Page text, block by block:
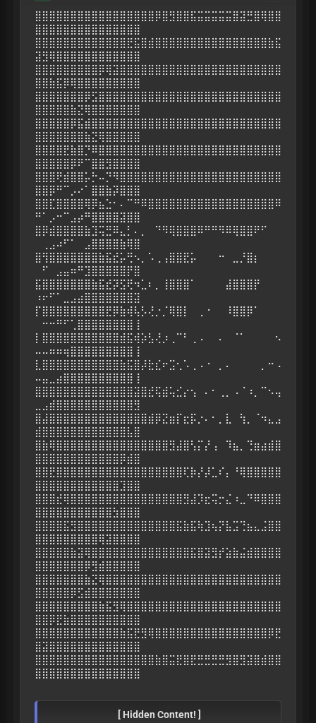
⣿⣿⣿⣿⣿⣿⣿⣿⣿⣿⣿⣿⣿⣿⣿⣿⣿⡿⣿⣻⣿⣿⣯⣭⣭⣭⣭⣭⣿⣽⣛⣿⢿⣿⣿
⣿⣿⣿⣿⣿⣿⣿⣿⣿⣿⣿⣿⣿⣿⣿
⣿⣿⣿⣿⣿⣿⣿⣿⣿⣿⣿⣿⣿⣟⣯⣿⣾⣿⣿⣿⣿⣿⣿⣿⣿⣿⣿⣿⣿⣿⣿⣿⣿⣷⣯
⣽⣻⢿⣿⣿⣿⣿⣿⣿⣿⣿⣿⣿⣿⣿
⣿⣿⣿⣿⣿⣿⣿⣿⣿⡿⢿⣽⣿⣿⣿⣿⣿⣿⣿⣿⣿⣿⣿⣿⣿⣿⣿⣿⣿⣿⣿⣿⣿⣿⣿
⣿⣿⣷⣯⡿⢿⣿⣿⣿⣿⣿⣿⣿⣿⣿
⣿⣿⣿⣿⣿⣿⣿⡿⣫⣿⣿⣿⣿⣿⣿⣿⣿⣿⣿⣿⣿⣿⣿⣿⣿⣿⣿⣿⣿⣿⣿⣿⣿⣿⣿
⣿⣿⣿⣿⣿⣷⣝⢿⣿⣿⣿⣿⣿⣿⣿
⣿⣿⣿⣿⣿⡿⣯⣾⣿⣿⣿⣿⣿⣿⣿⣿⣿⣿⣿⣿⣿⣿⣿⣿⣿⣿⣿⣿⣿⣿⣿⣿⣿⣿⣿
⣿⣿⣿⣿⣿⣿⣿⣷⣝⢿⣿⣿⣿⣿⣿
⣿⣿⣿⣿⣟⣷⣿⡙⠿⣿⣿⣿⣿⣿⣿⣿⣿⣿⣿⣿⣿⣿⣿⣿⣿⣿⣿⣿⣿⣿⣿⣿⣿⣿⣿
⣿⣿⣿⣿⣿⡿⠟⠉⣿⣿⣻⣿⣿⣿⣿
⣿⣿⣿⢟⣾⣿⣿⡥⡓⠤⡙⠻⣿⣿⣿⣿⣿⣿⣿⣿⣿⣿⣿⣿⣿⣿⣿⣿⣿⣿⣿⣿⣿⣿⣿
⣿⣿⡿⠛⠉⡠⠔⠁⣿⣿⣷⡽⣿⣿⣿
⣿⣿⣏⣿⣿⣿⣿⢿⡿⣦⣑⠂⠄⠉⠛⠿⣿⣿⣿⣿⣿⣿⣿⣿⣿⣿⣿⣿⣿⣿⣿⣿⣿⣿⠿
⠛⠁⡠⠒⠉⣠⡴⠛⣿⣿⣿⣿⣽⣿⣿
⣿⡿⣾⣿⣿⣿⣿⣷⣹⢭⣛⠿⣄⡃⠄⡀⠀⠙⠻⢿⣿⣿⣿⠿⠛⠛⠻⠿⢿⣿⣿⠟⠋⠀⠀
⠀⢀⣠⠴⠋⠁⠀⣠⣿⣿⣿⣿⣷⢿⣿
⣿⢻⣿⣿⣿⣿⣿⣿⣿⣷⣯⣞⡥⢛⠢⡀⠡⢀⢠⣿⣿⣟⡥⠀⠀⠀⠒⠀⣀⡘⣿⡆⠀⠀⠀
⠀⠋⠀⣠⣤⠶⠛⣹⣿⣿⣿⣿⣿⡟⣿
⣯⣿⣿⣿⣿⣿⣿⣿⣷⣯⣞⡽⣫⢟⠲⣁⠆⡀⢸⣿⣿⣿⠁⠀⠀⠀⠀⣼⣿⣿⣿⡟⠀⠀⠀
⠰⠖⠋⠁⣀⣠⣴⣿⣿⣿⣿⣿⣿⣿⣽
⡏⣿⣿⣿⣿⣿⣿⣿⣿⣿⣟⡿⣷⢾⢧⡣⢜⡐⡈⢿⣿⡇⠀⢀⠐⠀⠀⠸⣿⣿⡿⠁⠀⠀⠀
⠀⠒⠒⠛⠋⢁⣿⣿⣿⣿⣿⣿⣿⣿⢸
⡇⣿⣿⣿⣿⣿⣿⣿⣿⣿⣿⣿⣾⣯⢾⡵⣣⢜⡰⢀⠉⠃⢀⠠⠀⠀⠄⠀⠈⠁⠀⠀⠀⠀⠢
⠤⠤⠶⠶⢶⣿⣿⣿⣿⣿⣿⣿⣿⣿⢸
⣇⣿⣿⣿⣿⣿⣿⣿⣿⣿⣿⣿⣷⣯⣿⡼⣗⣎⠖⣩⢂⠡⢀⠠⠐⠀⡀⠄⠀⠀⠀⠀⡀⠒⠠
⠤⣤⣀⣴⣿⣿⣿⣿⣿⣿⣿⣿⣿⣿⢸
⣿⣿⣿⣿⣿⣿⣿⣿⣿⣿⣿⣿⣿⣿⣽⣿⣞⢯⣾⢥⣊⡔⢢⠀⠄⠂⢀⡀⠠⠈⠰⡀⠉⠢⢤
⣀⣠⣾⣿⣿⣿⣿⣿⣿⣿⣿⣿⣿⣿⣻
⣿⣼⣿⣿⣿⣿⣿⣿⣿⣿⣿⣿⣿⣿⣿⣿⣾⡿⣝⣶⡏⣖⡯⡐⠄⠂⡀⣇⠀⢳⡀⠈⠲⣄⣠
⣾⣿⣿⣿⣿⣿⣿⣿⣿⣿⣿⣿⣿⣧⣿
⣿⣷⢿⣿⣿⣿⣿⣿⣿⣿⣿⣿⣿⣿⣿⣿⣿⣿⣿⣻⣼⣿⢣⡍⡜⢠⠀⠹⣦⡀⢙⣶⣴⣾⣿
⣿⣿⣿⣿⣿⣿⣿⣿⣿⣿⣿⣿⡿⣾⣿
⣿⣿⣟⣿⣿⣿⣿⣿⣿⣿⣿⣿⣿⣿⣿⣿⣿⣿⣿⣿⣿⢏⡷⡜⡼⣁⠎⡄⠘⢿⣿⣿⣿⣿⣿
⣿⣿⣿⣿⣿⣿⣿⣿⣿⣿⣿⣿⣹⣿⣿
⣿⣿⣿⣞⢿⣿⣿⣿⣿⣿⣿⣿⣿⣿⣿⣿⣿⣿⣿⣿⣿⣻⣼⡹⣖⢭⡒⣌⠰⣀⠙⠿⣿⣿⣿
⣿⣿⣿⣿⣿⣿⣿⣿⣿⣿⣿⣳⣿⣿⣿
⣿⣿⣿⣿⣯⣻⣿⣿⣿⣿⣿⣿⣿⣿⣿⣿⣿⣿⣿⣿⣯⣷⣯⢷⣹⢦⡝⣧⣩⢙⣦⣄⣨⣿⣿
⣿⣿⣿⣿⣿⣿⣿⣿⣿⢿⣽⣿⣿⣿⣿
⣿⣿⣿⣿⣿⣷⣽⢿⣿⣿⣿⣿⣿⣿⣿⣿⣿⣿⣿⣿⣿⣿⣯⣿⣽⣻⡞⣵⣷⣬⣾⣿⣿⣿⣿
⣿⣿⣿⣿⣿⣿⣿⡿⣻⣾⣿⣿⣿⣿⣿
⣿⣿⣿⣿⣿⣿⣿⣷⣝⢿⣿⣿⣿⣿⣿⣿⣿⣿⣿⣿⣿⣿⣿⣿⣿⣿⣿⣿⣿⣿⣿⣿⣿⣿⣿
⣿⣿⣿⣿⣿⡿⣫⣾⣿⣿⣿⣿⣿⣿⣿
⣿⣿⣿⣿⣿⣿⣿⣿⣿⣷⣯⣻⢿⣿⣿⣿⣿⣿⣿⣿⣿⣿⣿⣿⣿⣿⣿⣿⣿⣿⣿⣿⣿⣿⣿
⣿⣿⡿⣟⣷⣿⣿⣿⣿⣿⣿⣿⣿⣿⣿
⣿⣿⣿⣿⣿⣿⣿⣿⣿⣿⣿⣿⣷⣯⣟⣻⢿⣿⣿⣿⣿⣿⣿⣿⣿⣿⣿⣿⣿⣿⣿⣿⣿⡿⣟
⣿⣽⣿⣿⣿⣿⣿⣿⣿⣿⣿⣿⣿⣿⣿
⣿⣿⣿⣿⣿⣿⣿⣿⣿⣿⣿⣿⣿⣿⣿⣿⣿⣷⣿⣭⣟⣿⣟⣛⣛⣛⣛⣻⣿⣻⣽⣿⣾⣿⣿
⣿⣿⣿⣿⣿⣿⣿⣿⣿⣿⣿⣿⣿⣿⣿
[ Hidden Content! ]